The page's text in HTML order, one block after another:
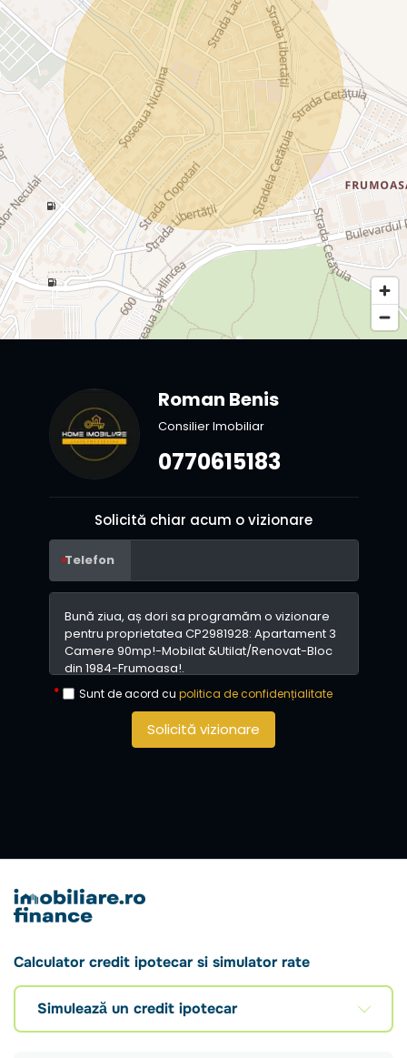
Roman Benis
Consilier Imobiliar
0770615183
Solicită chiar acum o vizionare
Telefon
Sunt de acord cu politica de confidențialitate
Solicită vizionare